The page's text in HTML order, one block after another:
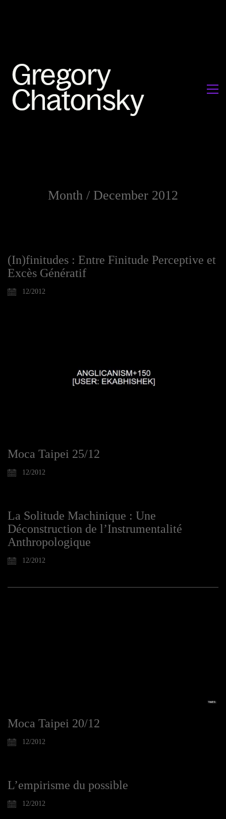
Month / December 2012
(In)finitudes : Entre Finitude Perceptive et
Excès Génératif
12/2012
Moca Taipei 25/12
12/2012
La Solitude Machinique : Une
Déconstruction de l’Instrumentalité
Anthropologique
12/2012
Moca Taipei 20/12
12/2012
L’empirisme du possible
12/2012